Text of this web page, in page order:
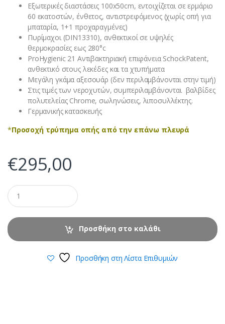
Εξωτερικές διαστάσεις 100x50cm, εντοιχίζεται σε ερμάριο
60 εκατοστών, ένθετος, αντιστρεφόμενος (χωρίς οπή για
μπαταρία, 1+1 προχαραγμένες)
Πυρίμαχοι (DIN13310), ανθεκτικοί σε υψηλές
θερμοκρασίες εως 280°c
ProHygienic 21 Αντιβακτηριακή επιφάνεια SchockPatent,
ανθεκτικό στους λεκέδες και τα χτυπήματα
Μεγάλη γκάμα αξεσουάρ (δεν περιλαμβάνονται στην τιμή)
Στις τιμές των νεροχυτών, συμπεριλαμβάνονται βαλβίδες
πολυτελείας Chrome, σωληνώσεις, λιποσυλλέκτης.
Γερμανικής κατασκευής
*Προσοχή τρύπημα οπής από την επάνω πλευρά
€295,00
Προσθήκη στο καλάθι
Προσθήκη στη Λίστα Επιθυμιών